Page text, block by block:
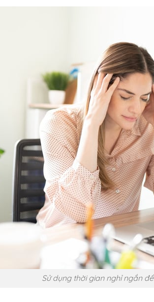
Sử dụng thời gian nghỉ ngắn